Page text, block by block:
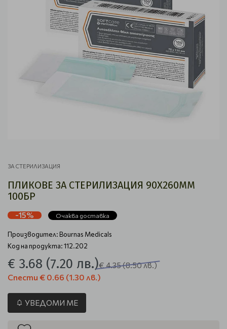
ЗА СТЕРИЛИЗАЦИЯ
ПЛИКОВЕ ЗА СТЕРИЛИЗАЦИЯ 90Х260MM
100БР
-15% Очаква доставка
Производител:Bournas Medicals
Код на продукта: 112.202
€ 3.68 (7.20 лв.)€ 4.35(8.50 лв.)
Спести € 0.66 (1.30 лв.)
УВЕДОМИ МЕ